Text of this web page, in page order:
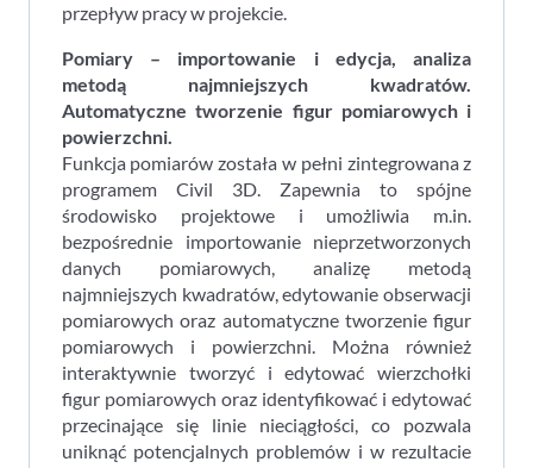
przepływ pracy w projekcie.
Pomiary – importowanie i edycja, analiza
metodą najmniejszych kwadratów.
Automatyczne tworzenie figur pomiarowych i
powierzchni.
Funkcja pomiarów została w pełni zintegrowana z
programem Civil 3D. Zapewnia to spójne
środowisko projektowe i umożliwia m.in.
bezpośrednie importowanie nieprzetworzonych
danych pomiarowych, analizę metodą
najmniejszych kwadratów, edytowanie obserwacji
pomiarowych oraz automatyczne tworzenie figur
pomiarowych i powierzchni. Można również
interaktywnie tworzyć i edytować wierzchołki
figur pomiarowych oraz identyfikować i edytować
przecinające się linie nieciągłości, co pozwala
uniknąć potencjalnych problemów i w rezultacie